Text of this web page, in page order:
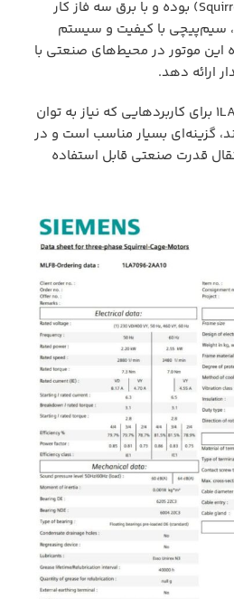
(Squirrel Cage Induction Motor) بوده و با برق سه فاز کار
سیم‌پیچی با کیفیت و سیستم
این موتور در محیط‌های صنعتی با
ارائه دهد.
الکتروموتور 1LA7096-2AA10 برای کاربردهایی که نیاز به توان
گزینه‌ای بسیار مناسب است و در
قدرت صنعتی قابل استفاده